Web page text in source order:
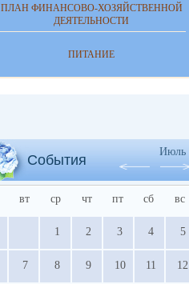
ПЛАН ФИНАНСОВО-ХОЗЯЙСТВЕННОЙ
ДЕЯТЕЛЬНОСТИ
ПИТАНИЕ
События
Июль
вт ср чт пт сб вс
1 2 3 4 5
7 8 9 10 11 12